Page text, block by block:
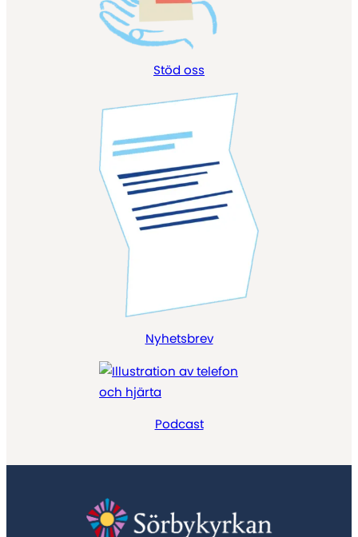
Stöd oss
Nyhetsbrev
Podcast